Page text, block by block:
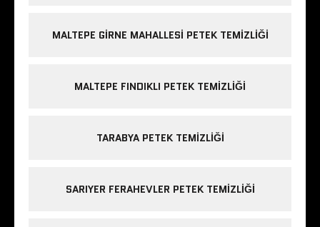
MALTEPE GIRNE MAHALLESI PETEK TEMIZLIĞI
MALTEPE FINDIKLI PETEK TEMIZLIĞI
TARABYA PETEK TEMIZLIĞI
SARIYER FERAHEVLER PETEK TEMIZLIĞI